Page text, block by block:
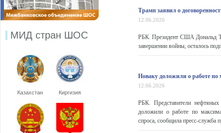
МИД стран ШОС
Казахстан Киргизия
Трамп заявил о
12.06.2026
РБК. Президент США Дональд
завершении войны, осталось
Новаку доложили о работе по
12.06.2026
РБК. Представители
доложили о работе по
спроса, сообщила пресс-служба